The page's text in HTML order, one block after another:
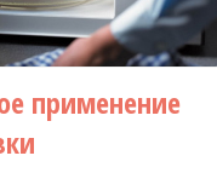
применение